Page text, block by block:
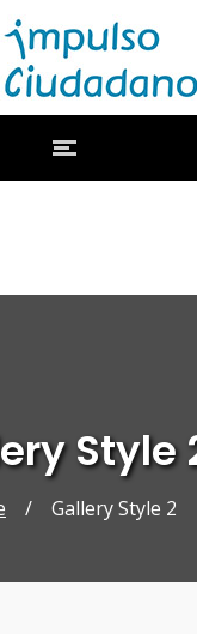
Style
/ Gallery Style 2